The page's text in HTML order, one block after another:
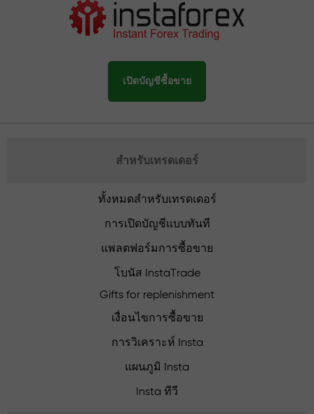
เปิดบัญชีซื้อขาย
สำหรับเทรดเดอร์
ทั้งหมดสำหรับเทรดเดอร์
การเปิดบัญชีแบบทันที
แพลตฟอร์มการซื้อขาย
โบนัส InstaTrade
Gifts for replenishment
เงื่อนไขการซื้อขาย
การวิเคราะห์ Insta
แผนภูมิ Insta
Insta ทีวี